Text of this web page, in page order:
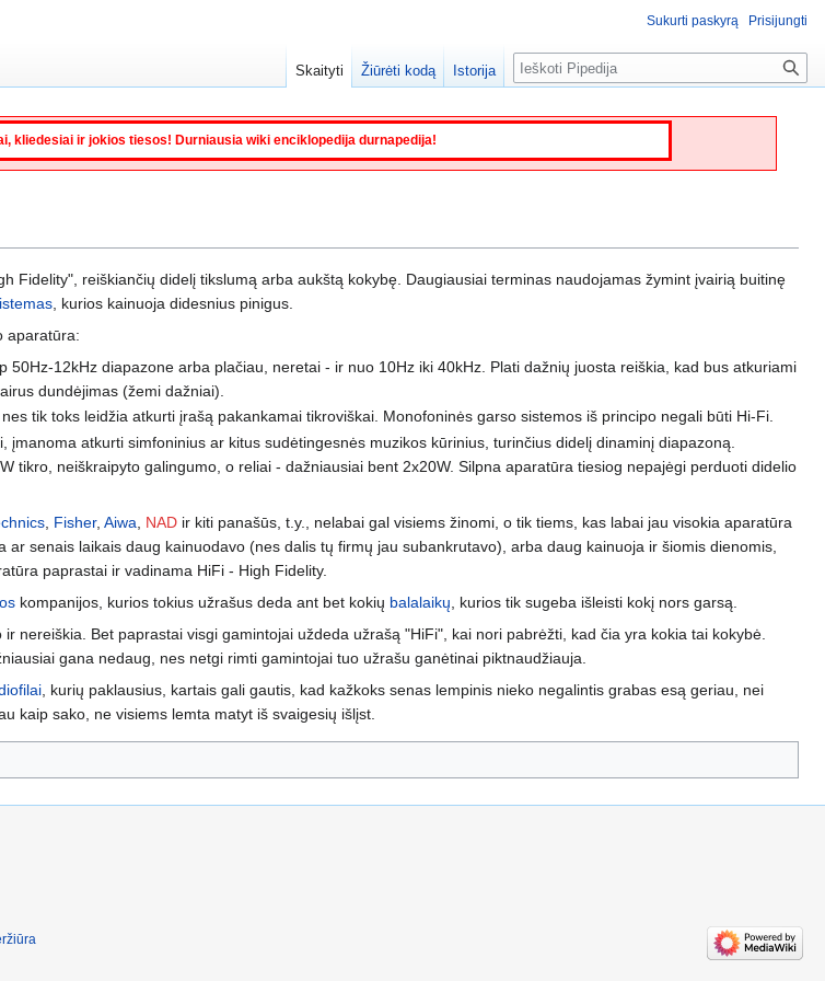
kliedesiai ir jokios tiesos! Durniausia wiki enciklopedija durnapedija!
Fidelity", reiškiančių didelį tikslumą arba aukštą kokybę. Daugiausiai terminas naudojamas žymint įvairią buitinę
, kurios kainuoja didesnius pinigus.
aparatūra:
12kHz diapazone arba plačiau, neretai - ir nuo 10Hz iki 40kHz. Plati dažnių juosta reiškia, kad bus atkuriami
dundėjimas (žemi dažniai).
tik toks leidžia atkurti įrašą pakankamai tikroviškai. Monofoninės garso sistemos iš principo negali būti Hi-Fi.
atkurti simfoninius ar kitus sudėtingesnės muzikos kūrinius, turinčius didelį dinaminį diapazoną.
tikro, neiškraipyto galingumo, o reliai - dažniausiai bent 2x20W. Silpna aparatūra tiesiog nepajėgi perduoti didelio
Fisher, Aiwa NAD ir kiti panašūs, t.y., nelabai gal visiems žinomi, o tik tiems, kas labai jau visokia aparatūra
senais laikais daug kainuodavo (nes dalis tų firmų jau subankrutavo), arba daug kainuoja ir šiomis dienomis,
paprastai ir vadinama HiFi - High Fidelity.
kompanijos, kurios tokius užrašus deda ant bet kokių balalaikų , kurios tik sugeba išleisti kokį nors garsą.
nereiškia. Bet paprastai visgi gamintojai uždeda užrašą "HiFi", kai nori pabrėžti, kad čia yra kokia tai kokybė.
gana nedaug, nes netgi rimti gamintojai tuo užrašu ganėtinai piktnaudžiauja.
, kurių paklausius, kartais gali gautis, kad kažkoks senas lempinis nieko negalintis grabas esą geriau, nei
kaip sako, ne visiems lemta matyt iš svaigesių išlįst.
Sukurti paskyrą Prisijungti
Skaityti Žiūrėti kodą Istorija Paieška